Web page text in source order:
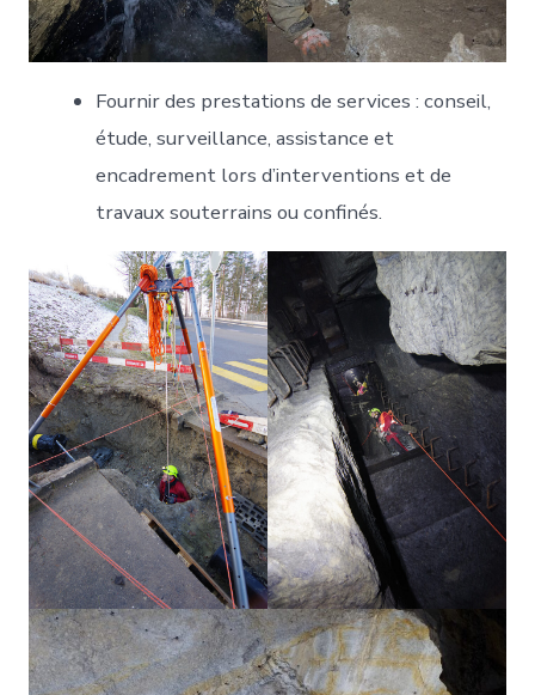
Fournir des prestations de services : conseil,
étude, surveillance, assistance et
encadrement lors d’interventions et de
travaux souterrains ou confinés.